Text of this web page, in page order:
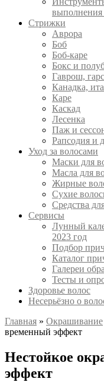
выполнения
Стрижки
Аврора
Боб
Боб-каре
Бокс и
Гаврош,
Канадка,
Каре
Каскад
Лесенка
Паж и
Рапсодия и
Уход за волосами
Маски для
Масла для
Жирные
Сухие
Средства
Сервисы
Лунный
2023 год
Подбор
Каталог
Галереи
Тесты и
Здоровье волос
Несерьёзно о
Главная » Окрашивание
временный эффект
Нестойкое
эффект